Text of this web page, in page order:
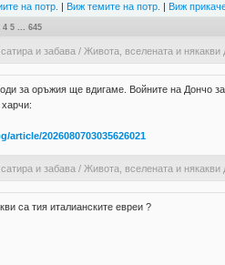
на потр. | Виж темите на потр. | Виж
4 5 645
и забава / Живота, вселената и някакви
за оръжия ще вдигаме. Войните на Дончо
article/2026080703035626021
и забава / Живота, вселената и някакви
са тия италианските евреи ?